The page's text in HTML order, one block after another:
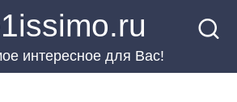
интересное для Вас!